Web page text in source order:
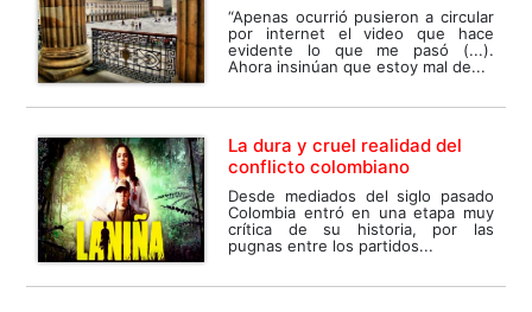
“Apenas ocurrió pusieron a circular
por internet el video que hace
evidente lo que me pasó (...).
Ahora insinúan que estoy mal de...
La dura y cruel realidad del
conflicto colombiano
Desde mediados del siglo pasado
Colombia entró en una etapa muy
crítica de su historia, por las
pugnas entre los partidos...